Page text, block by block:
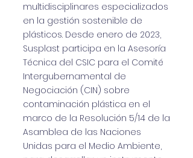
multidisciplinares especializados
en la gestión sostenible de
plásticos. Desde enero de 2023,
Susplast participa en la Asesoría
Técnica del CSIC para el Comité
Intergubernamental de
Negociación (CIN) sobre
contaminación plástica en el
marco de la Resolución 5/14 de la
Asamblea de las Naciones
Unidas para el Medio Ambiente,